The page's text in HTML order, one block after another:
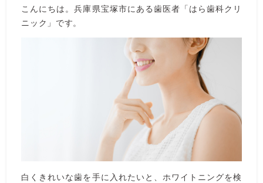
こんにちは。兵庫県宝塚市にある歯医者「はら歯科クリ
ニック」です。
白くきれいな歯を手に入れたいと、ホワイトニングを検